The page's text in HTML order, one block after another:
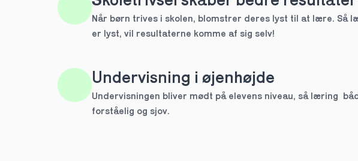
Næste
Spring over
1 ud af 9 for at finde den rette tutor
Hvilken årgang?
1.g 3.g
Når børn trives i skolen, blomstrer deres lyst til at lære. Så
er lyst, vil resultaterne komme af sig selv!
Undervisning i øjenhøjde
Undervisningen bliver mødt på elevens niveau, så læring
forståelig og sjov.